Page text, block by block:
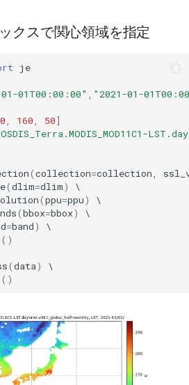
クスで関心領域を指定
je
01T00:00:00" , "2021-01-
, 160, 50]
(collection=collection,
(dlim=dlim)
(ppu=ppu)
(bbox=bbox)
=band)
()
(data)
()